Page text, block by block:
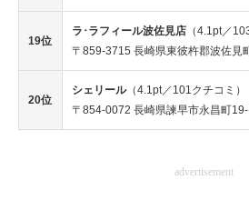
19位
ラ･ラフィール波佐見店 （4.1pt／
〒859-3715 長崎県東彼杵郡波佐見
20位
シェリール（4.1pt／101クチコミ）
〒854-0072 長崎県諫早市永昌町
advertisement